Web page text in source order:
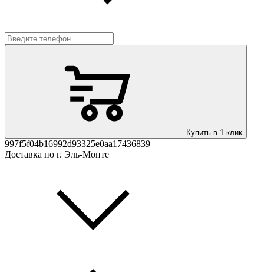
Купить в 1 клик
997f5f04b16992d93325e0aa17436839
Доставка по г. Эль-Монте